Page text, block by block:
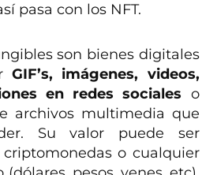
pasa con los NFT.
son bienes digitales
GIF’s, imágenes, videos,
en redes sociales o
archivos multimedia que
Su valor puede ser
o cualquier